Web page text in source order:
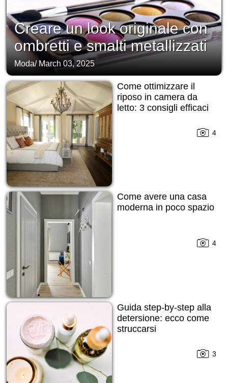
Creare un look originale con
ombretti e smalti metallizzati
Moda/ March 03, 2025
Come ottimizzare il
riposo in camera da
letto: 3 consigli efficaci
4
Come avere una casa
moderna in poco spazio
4
Guida step-by-step alla
detersione: ecco come
struccarsi
3